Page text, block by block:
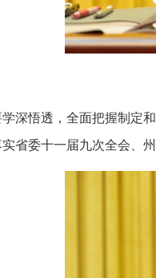
深悟透，全面把握制定
省委十一届九次全会、